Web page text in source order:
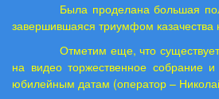
Была проделана большая
завершившаяся триумфом казачества
Отметим еще, что
на видео торжественное собрание
юбилейным датам (оператор –